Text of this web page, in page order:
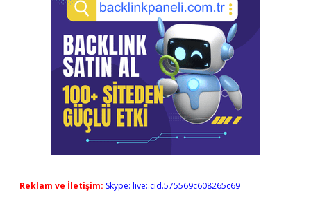
Reklam ve İletişim: Skype: live:.cid.575569c608265c69